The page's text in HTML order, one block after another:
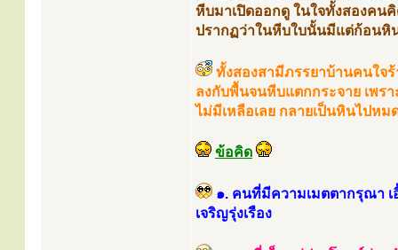
หีบมาเปิดออกดู ในใจทั้งสองคน
ปรากฏว่าในหีบใบนั้นมีแต่ก้อนหิ
ทั้งสองสามีภรรยาบ้านคนใจ
ลงกับพื้นจนหีบแตกกระจาย เพร
ไม่มีเหลือเลย กลายเป็นหินไปหม
ข้อคิด
๑. คนที่มีความเมตตากรุณา เ
เจริญรุ่งเรือง